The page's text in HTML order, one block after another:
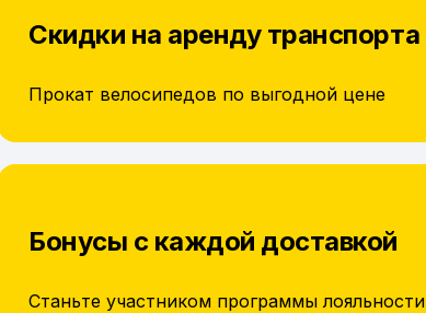
Скидки на аренду транспорта
Прокат велосипедов по выгодной цене
Бонусы с каждой доставкой
Станьте участником программы лояльности